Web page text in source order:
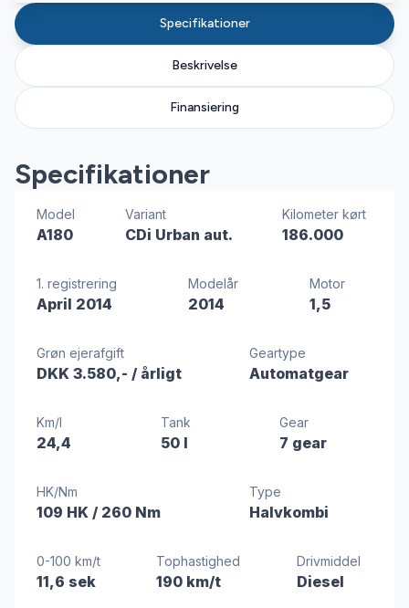
Specifikationer
Beskrivelse
Finansiering
Specifikationer
Model
A180
Variant
CDi Urban aut.
Kilometer kørt
186.000
1. registrering
April 2014
Modelår
2014
Motor
1,5
Grøn ejerafgift
DKK 3.580,- / årligt
Geartype
Automatgear
Km/l
24,4
Tank
50 l
Gear
7 gear
HK/Nm
109 HK / 260 Nm
Type
Halvkombi
0-100 km/t
11,6 sek
Tophastighed
190 km/t
Drivmiddel
Diesel